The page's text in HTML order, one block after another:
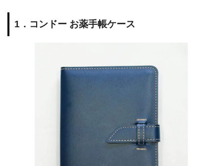
1．コンドー お薬手帳ケース